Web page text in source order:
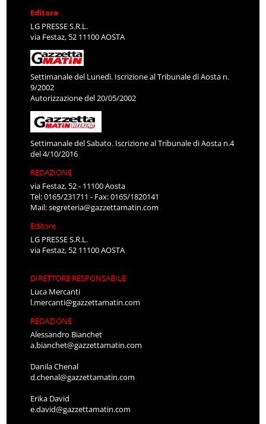
Editore
LG PRESSE S.R.L.
via Festaz, 52 11100 AOSTA
Settimanale del Lunedì. Iscrizione al Tribunale di Aosta n.
9/2002
Autorizzazione del 20/05/2002
Settimanale del Sabato. Iscrizione al Tribunale di Aosta n.4
del 4/10/2016
REDAZIONE
via Festaz, 52 - 11100 Aosta
Tel: 0165/231711 - Fax: 0165/1820141
Mail:segreteria@gazzettamatin.com
Editore
LG PRESSE S.R.L.
via Festaz, 52 11100 AOSTA
DIRETTORE RESPONSABILE
Luca Mercanti
l.mercanti@gazzettamatin.com
REDAZIONE
Alessandro Bianchet
a.bianchet@gazzettamatin.com
Danila Chenal
d.chenal@gazzettamatin.com
Erika David
e.david@gazzettamatin.com